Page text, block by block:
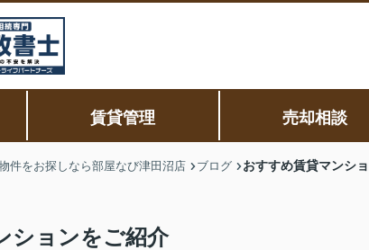
賃貸管理 売却相談
件をお探しなら部屋なび津田沼店 ブログ おすすめ賃貸マンシ
ションをご紹介